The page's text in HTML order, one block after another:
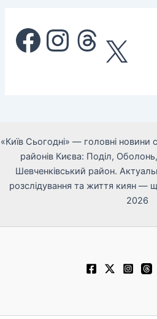
Facebook Instagram Threads X
«Київ Сьогодні» — головні новини
районів Києва: Поділ,
Шевченківський район.
розслідування та життя киян —
2026